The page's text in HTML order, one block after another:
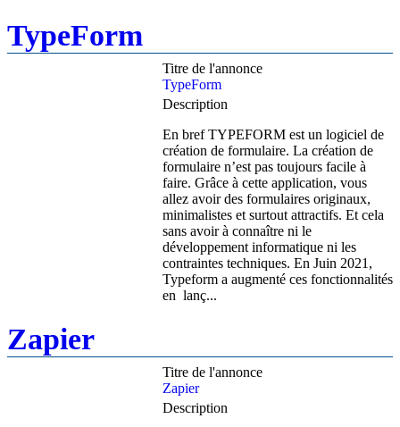
TypeForm
Titre de l'annonce
TypeForm
Description
En bref TYPEFORM est un logiciel de
création de formulaire. La création de
formulaire n’est pas toujours facile à
faire. Grâce à cette application, vous
allez avoir des formulaires originaux,
minimalistes et surtout attractifs. Et cela
sans avoir à connaître ni le
développement informatique ni les
contraintes techniques. En Juin 2021,
Typeform a augmenté ces fonctionnalités
en lanç...
Zapier
Titre de l'annonce
Zapier
Description